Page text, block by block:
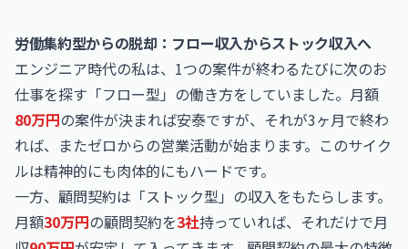
労働集約型からの脱却：フロー収入からストック収入へ
エンジニア時代の私は、1つの案件が終わるたびに次のお
仕事を探す「フロー型」の働き方をしていました。月額
80万円の案件が決まれば安泰ですが、それが3ヶ月で終わ
れば、またゼロからの営業活動が始まります。このサイク
ルは精神的にも肉体的にもハードです。
一方、顧問契約は「ストック型」の収入をもたらします。
月額30万円の顧問契約を3社持っていれば、それだけで月